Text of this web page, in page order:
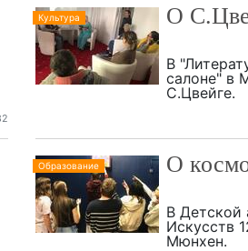
Культура О
В
салоне" в
С.Цвейге.
Образование О
В Детской
Искусств
Мюнхен.